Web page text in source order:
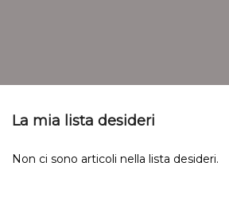
La mia lista desideri
Non ci sono articoli nella lista desideri.